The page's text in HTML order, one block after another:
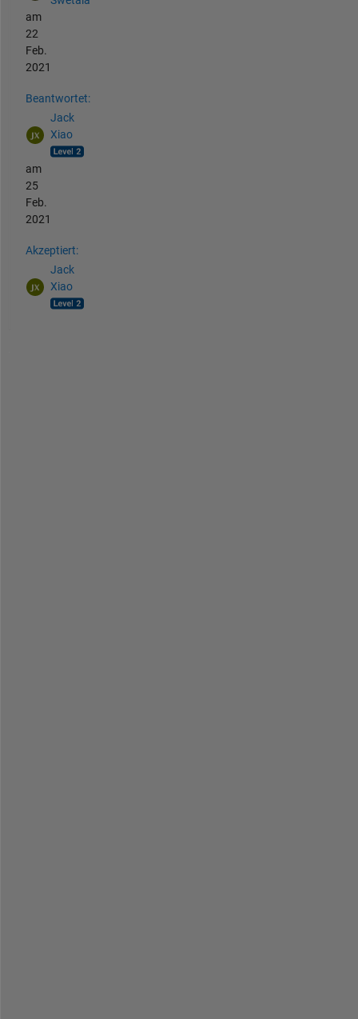
am
22
Feb.
2021
Beantwortet:
Jack
Xiao
am
25
Feb.
2021
Akzeptiert:
Jack
Xiao